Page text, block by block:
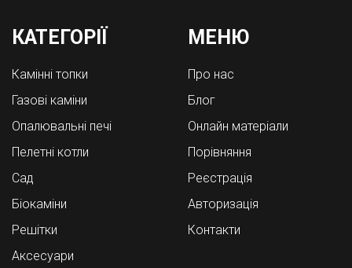
КАТЕГОРІЇ
Камінні топки
Газові каміни
Опалювальні печі
Пелетні котли
Cад
Біокаміни
Решітки
Аксесуари
МЕНЮ
Про нас
Блог
Онлайн матеріали
Порівняння
Реєстрація
Авторизація
Контакти